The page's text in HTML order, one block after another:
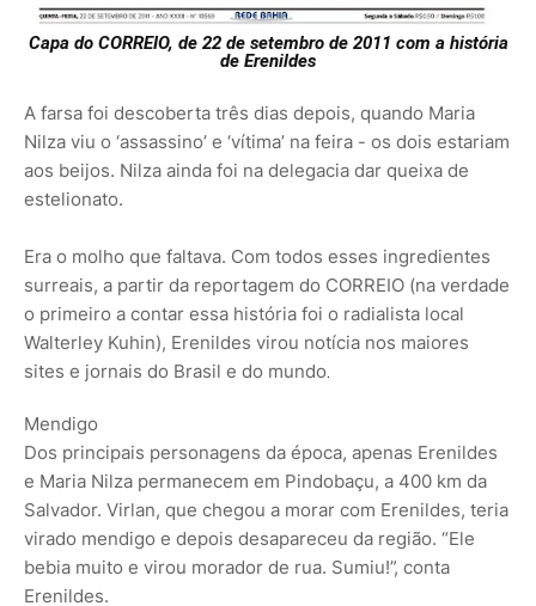
Capa do CORREIO, de 22 de setembro de 2011 com a história
de Erenildes
A farsa foi descoberta três dias depois, quando Maria
Nilza viu o ‘assassino’ e ‘vítima’ na feira - os dois estariam
aos beijos. Nilza ainda foi na delegacia dar queixa de
estelionato.
Era o molho que faltava. Com todos esses ingredientes
surreais, a partir da reportagem do CORREIO (na verdade
o primeiro a contar essa história foi o radialista local
Walterley Kuhin), Erenildes virou notícia nos maiores
sites e jornais do Brasil e do mundo.
Mendigo
Dos principais personagens da época, apenas Erenildes
e Maria Nilza permanecem em Pindobaçu, a 400 km da
Salvador. Virlan, que chegou a morar com Erenildes, teria
virado mendigo e depois desapareceu da região. “Ele
bebia muito e virou morador de rua. Sumiu!”, conta
Erenildes.